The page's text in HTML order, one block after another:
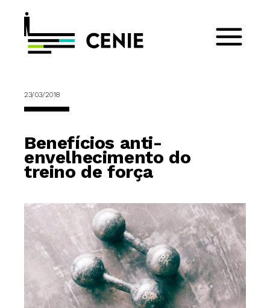
23/03/2018
Benefícios anti-
envelhecimento do
treino de força